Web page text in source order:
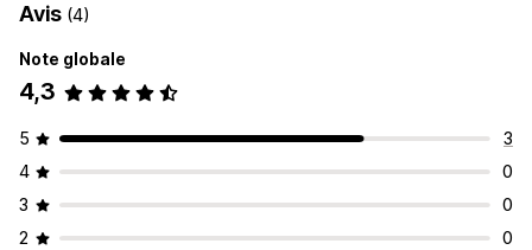
Audits Suivi du classement
Avis (4)
Note globale
4,3
5
3
4
0
3
0
2
0